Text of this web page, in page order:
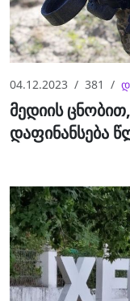
04.12.2023 381
მედიის
დაფინანსება